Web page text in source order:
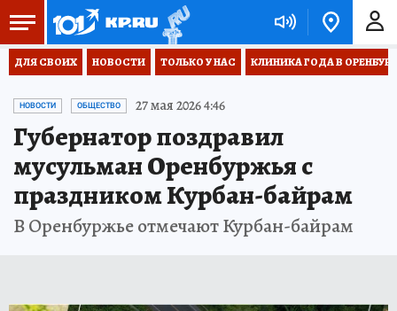
ДЛЯ СВОИХ НОВОСТИ ТОЛЬКО У НАС КЛИНИКА ГОДА В
НОВОСТИ ОБЩЕСТВО 27 мая 2026 4:46
Губернатор поздравил
мусульман Оренбуржья с
праздником Курбан-байрам
В Оренбуржье отмечают Курбан-байрам